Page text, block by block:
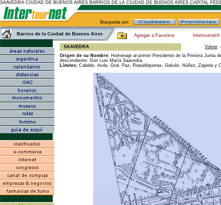
SAAVEDRA CIUDAD DE BUENOS AIRES BARRIOS DE LA CIUDAD DE BUENOS AIRES CAPITAL
Busqueda por:
Barrios de la Ciudad de Buenos Aires Agregar a Favoritos
SAAVEDRA Volver
Origen de su Nombre: Homenaje al primer Presidente de la Primera Junta
descendiente: Don Luis María Saavedra.
Límites: Cabildo, Avda. Gral. Paz, Republiquetas, Galván, Núñez, Zapiola y